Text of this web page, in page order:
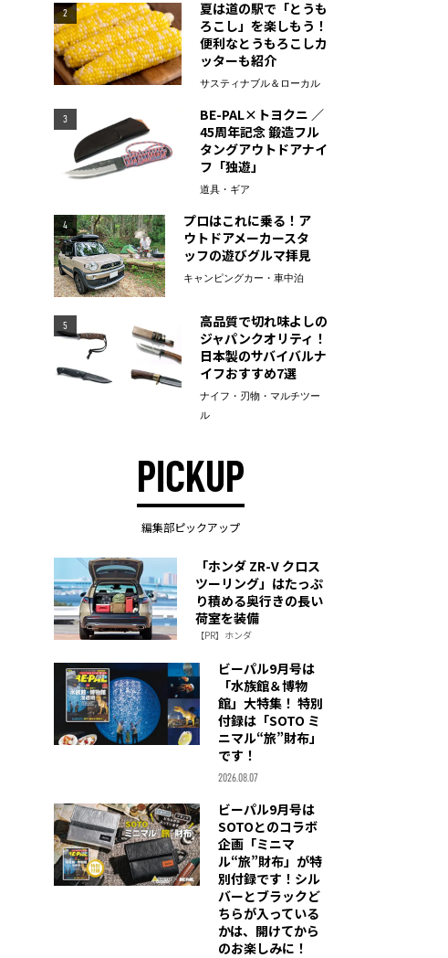
2
夏は道の駅で「とうも
ろこし」を楽しもう！
便利なとうもろこしカ
ッターも紹介
サスティナブル＆ローカル
3
BE-PAL×トヨクニ ／
45周年記念 鍛造フル
タングアウトドアナイ
フ「独遊」
道具・ギア
4
プロはこれに乗る！ア
ウトドアメーカースタ
ッフの遊びグルマ拝見
キャンピングカー・車中泊
5
高品質で切れ味よしの
ジャパンクオリティ！
日本製のサバイバルナ
イフおすすめ7選
ナイフ・刃物・マルチツー
ル
PICKUP
編集部ピックアップ
「ホンダ ZR-V クロス
ツーリング」はたっぷ
り積める奥行きの長い
荷室を装備
【PR】ホンダ
ビーパル9月号は
「水族館＆博物
館」大特集！ 特別
付録は「SOTO ミ
ニマル“旅”財布」
です！
2026.08.07
ビーパル9月号は
SOTOとのコラボ
企画「ミニマ
ル“旅”財布」が特
別付録です！シル
バーとブラックど
ちらが入っている
かは、開けてから
のお楽しみに！